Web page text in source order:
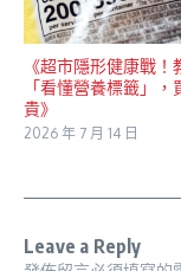
《超市隱形健康戰！
「看懂營養標籤」，
貴》
2026 年 7 月 14 日
Leave a Reply